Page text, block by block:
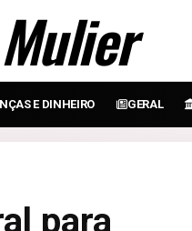
Mulier
E DINHEIRO GERAL
para